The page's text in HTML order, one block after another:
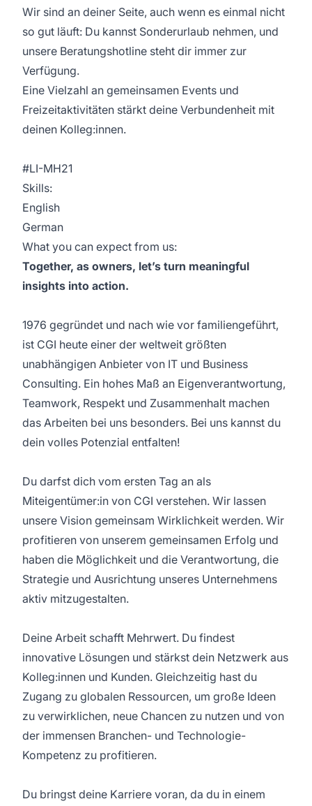
Wir sind an deiner Seite, auch wenn es einmal nicht
so gut läuft: Du kannst Sonderurlaub nehmen, und
unsere Beratungshotline steht dir immer zur
Verfügung.
Eine Vielzahl an gemeinsamen Events und
Freizeitaktivitäten stärkt deine Verbundenheit mit
deinen Kolleg:innen.
#LI-MH21
Skills:
English
German
What you can expect from us:
Together, as owners, let’s turn meaningful
insights into action.
1976 gegründet und nach wie vor familiengeführt,
ist CGI heute einer der weltweit größten
unabhängigen Anbieter von IT und Business
Consulting. Ein hohes Maß an Eigenverantwortung,
Teamwork, Respekt und Zusammenhalt machen
das Arbeiten bei uns besonders. Bei uns kannst du
dein volles Potenzial entfalten!
Du darfst dich vom ersten Tag an als
Miteigentümer:in von CGI verstehen. Wir lassen
unsere Vision gemeinsam Wirklichkeit werden. Wir
profitieren von unserem gemeinsamen Erfolg und
haben die Möglichkeit und die Verantwortung, die
Strategie und Ausrichtung unseres Unternehmens
aktiv mitzugestalten.
Deine Arbeit schafft Mehrwert. Du findest
innovative Lösungen und stärkst dein Netzwerk aus
Kolleg:innen und Kunden. Gleichzeitig hast du
Zugang zu globalen Ressourcen, um große Ideen
zu verwirklichen, neue Chancen zu nutzen und von
der immensen Branchen- und Technologie-
Kompetenz zu profitieren.
Du bringst deine Karriere voran, da du in einem